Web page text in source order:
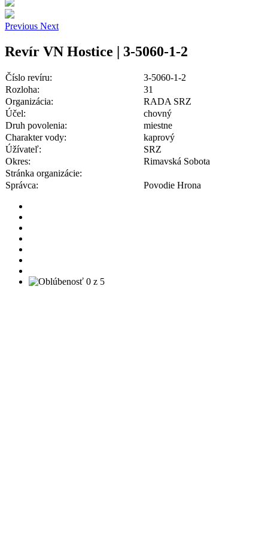
Previous Next
Revír VN Hostice | 3-5060-1-2
Číslo revíru:
3-5060-1-2
Rozloha:
31
Organizácia:
RADA SRZ
Účel:
chovný
Druh povolenia:
miestne
Charakter vody:
kaprový
Úžívateľ:
SRZ
Okres:
Rimavská Sobota
Stránka organizácie:
Správca:
Povodie Hrona